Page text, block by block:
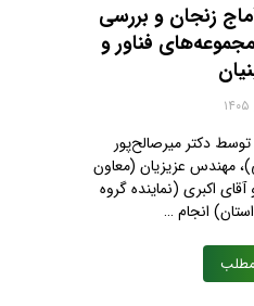
زنجان و بررسی
فناور و
توسط دکتر میرصالح‌پور
مهندس عزیزیان (معاون
اکبری (نماینده گروه
انجام …
مطلب